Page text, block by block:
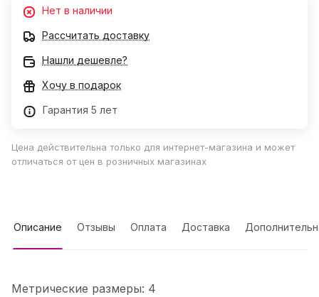
Нет в наличии
Рассчитать доставку
Нашли дешевле?
Хочу в подарок
Гарантия 5 лет
Цена действительна только для интернет-магазина и может
отличаться от цен в розничных магазинах
Описание Отзывы Оплата Доставка
Метрические размеры: 4